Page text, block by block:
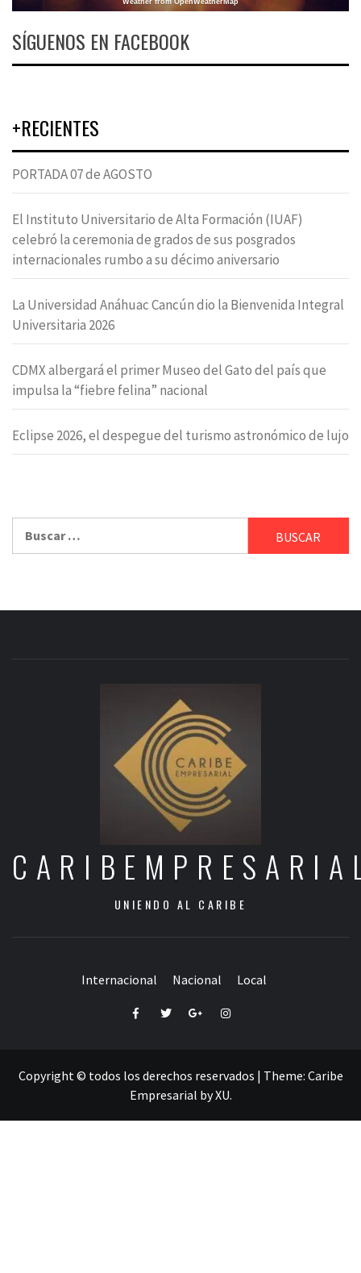
Weather from OpenWeatherMap
SÍGUENOS EN FACEBOOK
+RECIENTES
PORTADA 07 de AGOSTO
El Instituto Universitario de Alta Formación (IUAF)
celebró la ceremonia de grados de sus posgrados
internacionales rumbo a su décimo aniversario
La Universidad Anáhuac Cancún dio la Bienvenida Integral
Universitaria 2026
CDMX albergará el primer Museo del Gato del país que
impulsa la “fiebre felina” nacional
Eclipse 2026, el despegue del turismo astronómico de lujo
UNIENDO AL CARIBE
Internacional Nacional Local
FacebookTwitterGoogle+Instagram
Copyright © todos los derechos reservados | Theme: Caribe
Empresarial byXU.